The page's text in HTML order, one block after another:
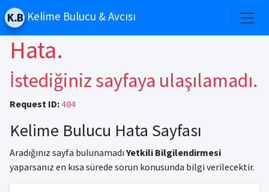
Kelime Bulucu & Avcısı
Hata.
İstediğiniz sayfaya ulaşılamadı.
Request ID: 404
Kelime Bulucu Hata Sayfası
Aradığınız sayfa bulunamadı Yetkili Bilgilendirmesi
yaparsanız en kısa sürede sorun konusunda bilgi verilecektir.